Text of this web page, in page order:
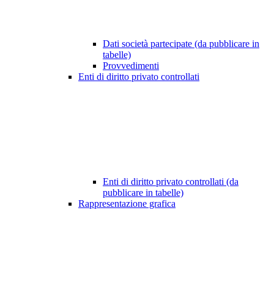
Dati società partecipate (da pubblicare in
tabelle)
Provvedimenti
Enti di diritto privato controllati
Enti di diritto privato controllati (da
pubblicare in tabelle)
Rappresentazione grafica